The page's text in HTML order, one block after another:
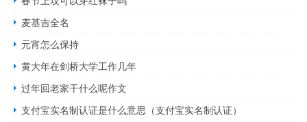
麦基吉全名
元宵怎么保持
黄大年在剑桥大学工作几年
过年回老家干什么呢作文
支付宝实名制认证是什么意思（支付宝实名制认证）